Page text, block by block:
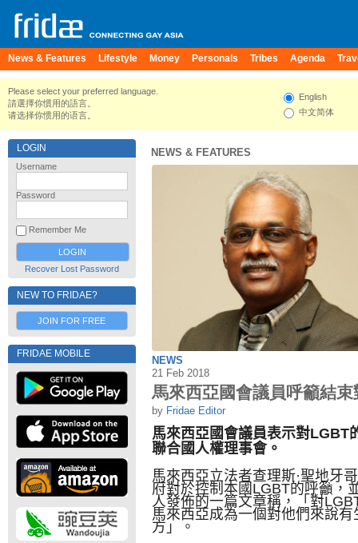
News & Features Lifestyle Money Personals Tribes Agenda
Please select your preferred language.
請選擇你慣用的語言。
请选择你惯用的语言。
English
中文简体
LOGIN
Username
Password
Remember Me
Recover Lost Password
NEW TO FRIDAE?
JOIN FOR FREE
FRIDAE MOBILE
NEWS & FEATURES
NEWS
21 Feb 2018
馬來西亞國會議員呼籲結
by Fridae Editor
馬來西亞國會議員表示對LGBT
聯合國人權理事會。
馬來西亞立法者查理斯·聖地牙哥
府對於控制本國 LGBT的呼籲，
人發佈的一篇文章稱，「對
馬來西亞成為一個對他們來說
方」。